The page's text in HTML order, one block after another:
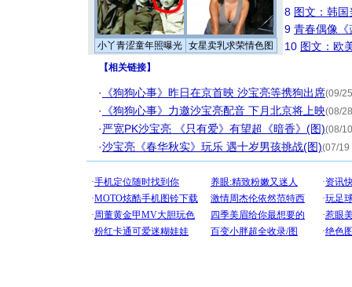
小丫青涩童年照曝光 女星卖乳求荣情色图
8 图文：韩
9 青春偶像《
10 图文：欧
【相关链接】
· 《狗狗心事》昨日在京首映 沙宝亮等携狗出席(09/
· 《狗狗心事》力邀沙宝亮配音 下月北京将上映(08/
·严宽PK沙宝亮 《只有爱》有望超《暗香》(图)(08/
·沙宝亮《春华秋实》玩乐 遇十岁男孩挑战(图)(07/19